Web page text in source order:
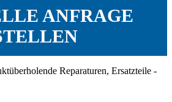
ANFRAGE